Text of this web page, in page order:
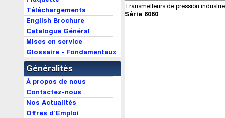
Téléchargements
English Brochure
Catalogue Général
Mises en service
Glossaire - Fondamentaux
Généralités
À propos de nous
Contactez-nous
Nos Actualités
Offres d’Emploi
Transmetteurs de pression
Série 8060